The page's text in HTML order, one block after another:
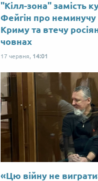
"Кілл-зона" замість
Фейгін про неминучу
Криму та втечу
човнах
17 червня, 14:01
«Цю війну не